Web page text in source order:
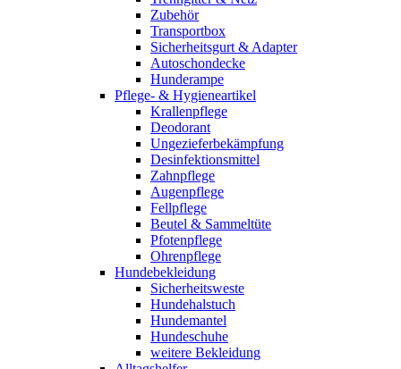
Zubehör
Transportbox
Sicherheitsgurt & Adapter
Autoschondecke
Hunderampe
Pflege- & Hygieneartikel
Krallenpflege
Deodorant
Ungezieferbekämpfung
Desinfektionsmittel
Zahnpflege
Augenpflege
Fellpflege
Beutel & Sammeltüte
Pfotenpflege
Ohrenpflege
Hundebekleidung
Sicherheitsweste
Hundehalstuch
Hundemantel
Hundeschuhe
weitere Bekleidung